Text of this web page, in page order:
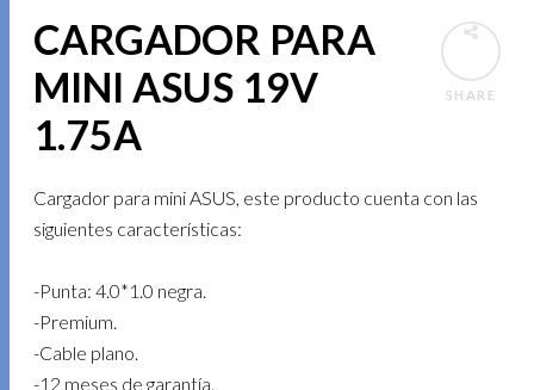
SHARE
CARGADOR PARA
MINI ASUS 19V
1.75A
Cargador para mini ASUS, este producto cuenta con las
siguientes características:
-Punta: 4.0*1.0 negra.
-Premium.
-Cable plano.
-12 meses de garantía.